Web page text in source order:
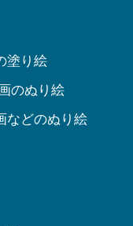
塗り絵
のぬり絵
などのぬり絵